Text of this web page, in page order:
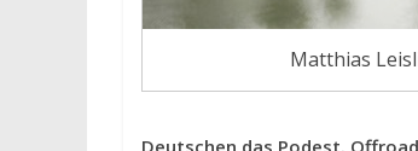
Matthias
Deutschen das Podest.